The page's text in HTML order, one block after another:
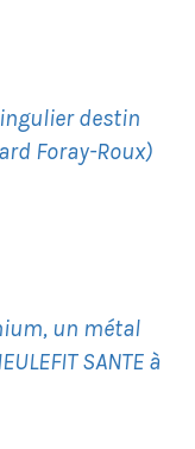
destin
Foray-Roux)
un métal
SANTE à